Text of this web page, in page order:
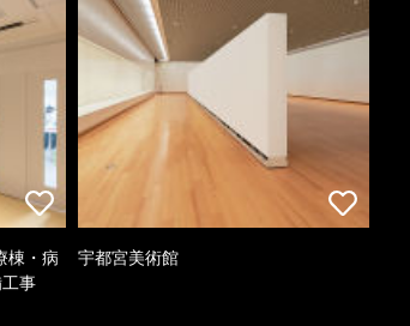
棟・病
事
宇都宮美術館